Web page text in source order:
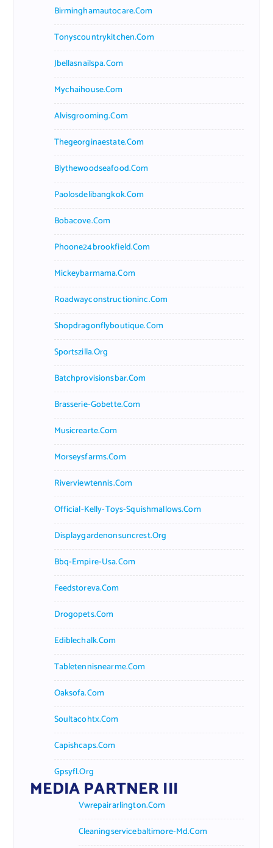
Birminghamautocare.com
Tonyscountrykitchen.com
Jbellasnailspa.com
Mychaihouse.com
Alvisgrooming.com
Thegeorginaestate.com
Blythewoodseafood.com
Paolosdelibangkok.com
Bobacove.com
Phoone24brookfield.com
Mickeybarmama.com
Roadwayconstructioninc.com
Shopdragonflyboutique.com
Sportszilla.org
Batchprovisionsbar.com
Brasserie-Gobette.com
Musicrearte.com
Morseysfarms.com
Riverviewtennis.com
Official-Kelly-Toys-Squishmallows.com
Displaygardenonsuncrest.org
Bbq-Empire-Usa.com
Feedstoreva.com
Drogopets.com
Ediblechalk.com
Tabletennisnearme.com
Oaksofa.com
Soultacohtx.com
Capishcaps.com
Gpsyfl.org
MEDIA PARTNER III
Vwrepairarlington.com
Cleaningservicebaltimore-Md.com